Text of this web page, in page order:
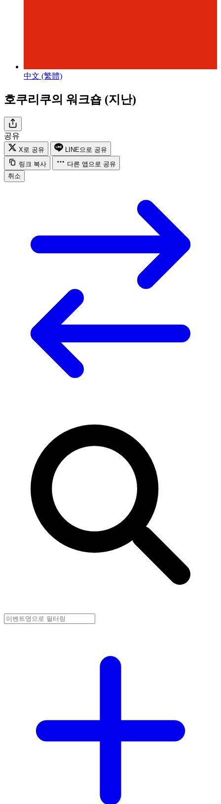
中文 (繁體)
호쿠리쿠의 워크숍 (지난)
공유
X로 공유
LINE으로 공유
링크 복사
다른 앱으로 공유
취소